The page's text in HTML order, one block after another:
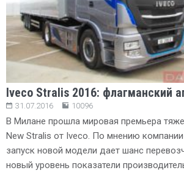
Iveco Stralis 2016: флагманский
31.07.2016 10096
В Милане прошла мировая премьера
New Stralis от Iveco. По мнению
запуск новой модели дает шанс
новый уровень показатели